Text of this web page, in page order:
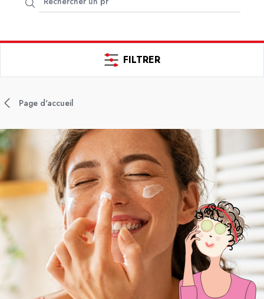
FILTRER
Page d'accueil